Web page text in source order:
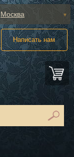
Москва
Абакан
Анадырь
Архангельск
Астрахань
Написать нам